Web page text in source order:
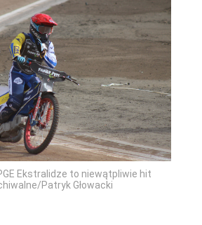
Ekstralidze to niewątpliwie hit
Patryk Głowacki